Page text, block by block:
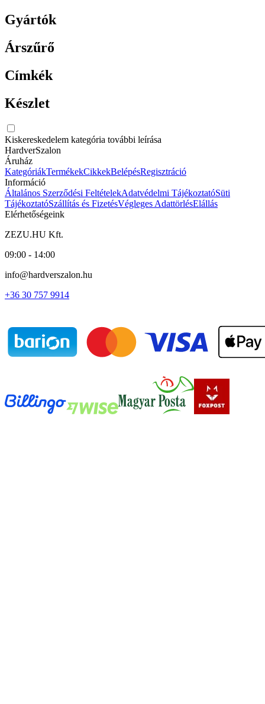
Gyártók
Árszűrő
Címkék
Készlet
Kiskereskedelem kategória további leírása
HardverSzalon
Áruház
KategóriákTermékekCikkekBelépésRegisztráció
Információ
Általános Szerződési FeltételekAdatvédelmi TájékoztatóSüti
TájékoztatóSzállítás és FizetésVégleges AdattörlésElállás
Elérhetőségeink
ZEZU.HU Kft.
09:00 - 14:00
info@hardverszalon.hu
+36 30 757 9914